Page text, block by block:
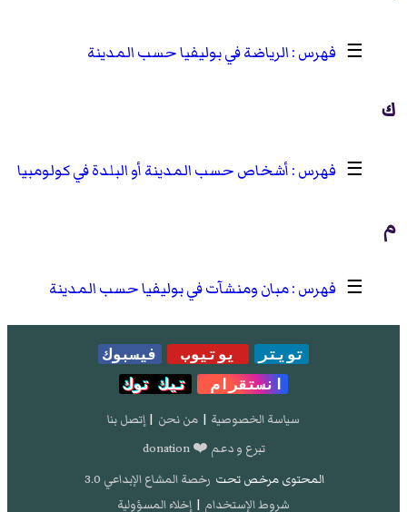
☰ الرياضة في بوليفيا حسب المدينة
ك
☰ أشخاص حسب المدينة أو البلدة في كولومبيا
م
☰ مبان ومنشآت في بوليفيا حسب المدينة
تويتر يوتيوب
فيسبوك
انستقرام
تيك توك
سياسة الخصوصية | من نحن | إتصل بنا
تبرع و دعم ❤️ donation
المحتوى مرخص تحت رخصة المشاع الإبداعي 3.0
شروط الإستخدام | إخلاء المسؤولية